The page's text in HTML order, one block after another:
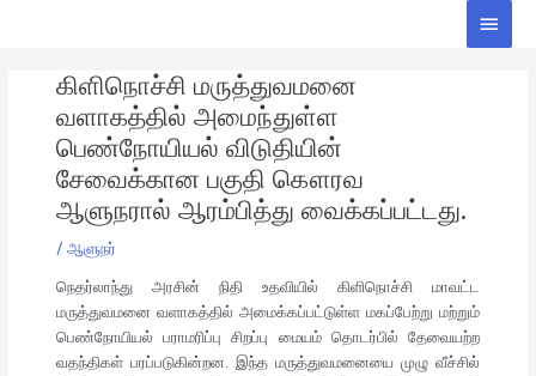
Main
கிளிநொச்சி மருத்துவமனை
வளாகத்தில் அமைந்துள்ள
பெண்நோயியல் விடுதியின்
சேவைக்கான பகுதி கௌரவ
ஆளுநரால் ஆரம்பித்து வைக்கப்பட்டது.
/ ஆளுநர்
நெதர்லாந்து அரசின் நிதி உதவியில் கிளிநொச்சி மாவட்ட
மருத்துவமனை வளாகத்தில் அமைக்கப்பட்டுள்ள மகப்பேற்று மற்றும்
பெண்நோயியல் பராமரிப்பு சிறப்பு மையம் தொடர்பில் தேவையற்ற
வதந்திகள் பரப்படுகின்றன. இந்த மருத்துவமனையை முழு வீச்சில்
navigation